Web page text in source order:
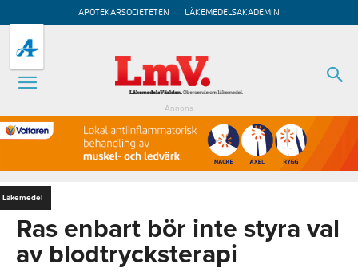
APOTEKARSOCIETETEN LÄKEMEDELSAKADEMIN
Annons
Läkemedel
Ras enbart bör inte styra val
av blodtrycksterapi